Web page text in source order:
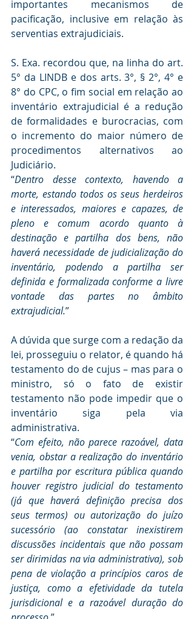
importantes mecanismos de
pacificação, inclusive em relação às
serventias extrajudiciais.
S. Exa. recordou que, na linha do art.
5° da LINDB e dos arts. 3°, § 2°, 4° e
8° do CPC, o fim social em relação ao
inventário extrajudicial é a redução
de formalidades e burocracias, com
o incremento do maior número de
procedimentos alternativos ao
Judiciário.
“Dentro desse contexto, havendo a
morte, estando todos os seus herdeiros
e interessados, maiores e capazes, de
pleno e comum acordo quanto à
destinação e partilha dos bens, não
haverá necessidade de judicialização do
inventário, podendo a partilha ser
definida e formalizada conforme a livre
vontade das partes no âmbito
extrajudicial.”
A dúvida que surge com a redação da
lei, prosseguiu o relator, é quando há
testamento do de cujus – mas para o
ministro, só o fato de existir
testamento não pode impedir que o
inventário siga pela via
administrativa.
“Com efeito, não parece razoável, data
venia, obstar a realização do inventário
e partilha por escritura pública quando
houver registro judicial do testamento
(já que haverá definição precisa dos
seus termos) ou autorização do juízo
sucessório (ao constatar inexistirem
discussões incidentais que não possam
ser dirimidas na via administrativa), sob
pena de violação a princípios caros de
justiça, como a efetividade da tutela
jurisdicional e a razoável duração do